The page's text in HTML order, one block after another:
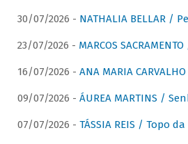
30/07/2026 - NATHALIA BELLAR /
23/07/2026 - MARCOS
16/07/2026 - ANA MARIA
09/07/2026 - ÁUREA MARTINS /
07/07/2026 - TÁSSIA REIS / Topo